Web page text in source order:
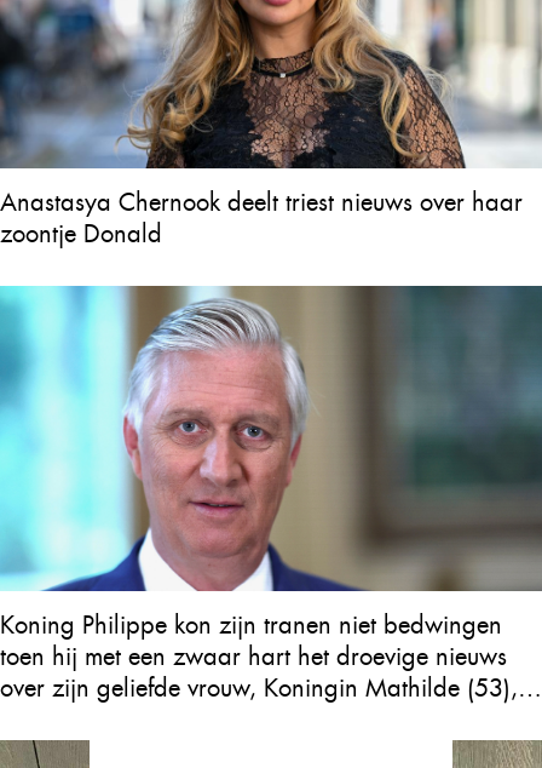
Anastasya Chernook deelt triest nieuws over haar
zoontje Donald
Koning Philippe kon zijn tranen niet bedwingen
toen hij met een zwaar hart het droevige nieuws
over zijn geliefde vrouw, Koningin Mathilde (53),